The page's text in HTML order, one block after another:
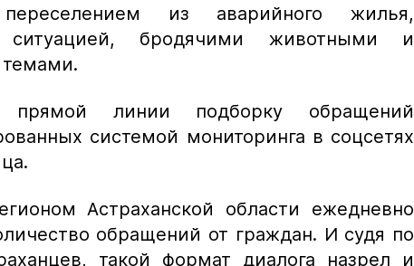
из аварийного жилья,
ситуацией, бродячими животными и
линии подборку обращений
системой мониторинга в соцсетях
Астраханской области ежедневно
обращений от граждан. И судя по
такой формат диалога назрел и